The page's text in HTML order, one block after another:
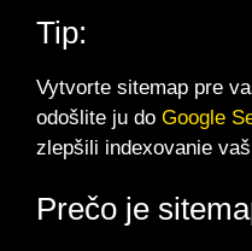
Tip:
Vytvorte sitemap pre
odošlite ju do Google
zlepšili indexovanie
Prečo je